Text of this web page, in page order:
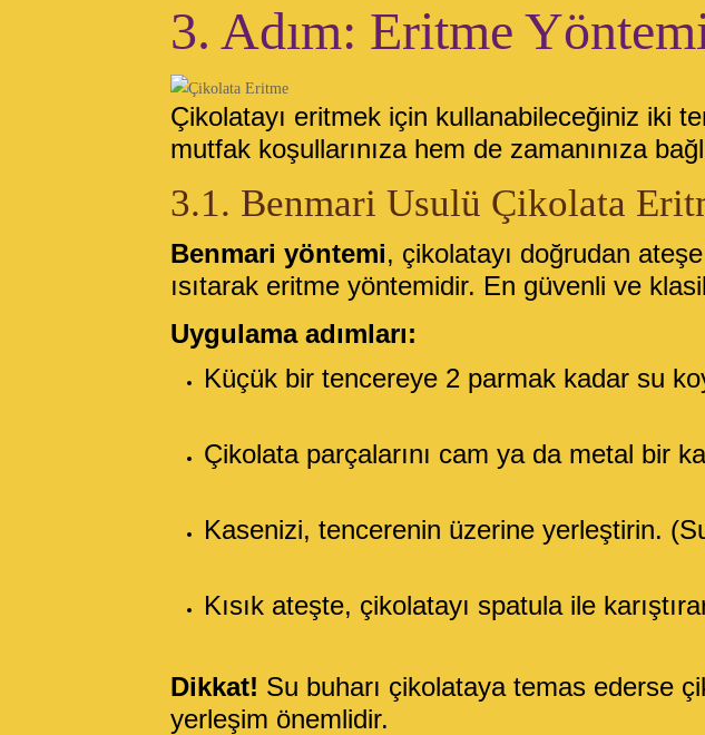
3. Adım: Eritme
Çikolatayı eritmek için kullanabileceğiniz iki
mutfak koşullarınıza hem de zamanınıza
3.1. Benmari Usulü Çikolata
Benmari yöntemi, çikolatayı doğrudan
ısıtarak eritme yöntemidir. En güvenli ve
Uygulama adımları:
Küçük bir tencereye 2 parmak kadar su
Çikolata parçalarını cam ya da metal bir
Kasenizi, tencerenin üzerine yerleştirin.
Kısık ateşte, çikolatayı spatula ile
Dikkat! Su buharı çikolataya temas ederse
yerleşim önemlidir.